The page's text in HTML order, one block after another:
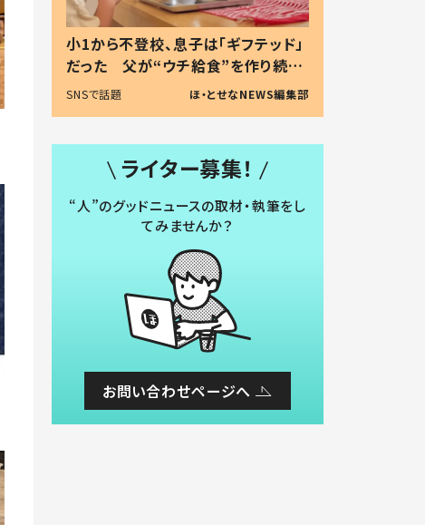
小1から不登校、息子は「ギフテッド」
だった 父が“ウチ給食”を作り続け
る理由とは #令和の親 #令和の子
SNSで話題 ほ・とせなNEWS編集部
ライター募集！
“人”のグッドニュースの取材・執筆をし
てみませんか？
お問い合わせページへ